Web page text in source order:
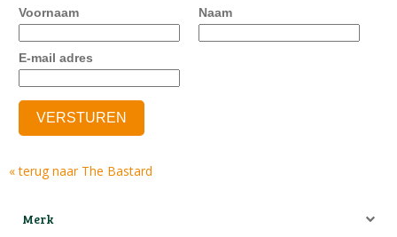
Voornaam Naam
E-mail adres
« terug naar The Bastard
Merk